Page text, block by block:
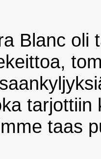
Blanc oli
tarjottiin
taas